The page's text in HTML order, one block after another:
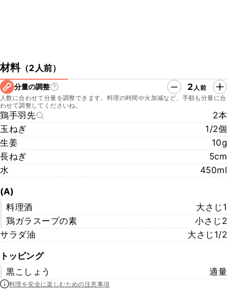
材料（2人前）
分量の調整 2 人前
人数に合わせて分量を調整できます。料理の時間や火加減など、手順も分量に合
わせて調整してくださいね。
鶏手羽先
2本
玉ねぎ
1/2個
生姜
10g
長ねぎ
5cm
水
450ml
(A)
料理酒
大さじ1
鶏ガラスープの素
小さじ2
サラダ油
大さじ1/2
トッピング
黒こしょう
適量
料理を安全に楽しむための注意事項